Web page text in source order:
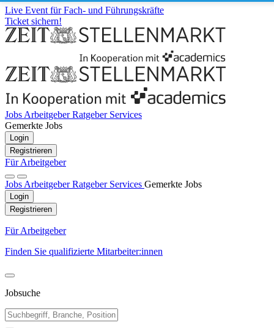
Live Event für Fach- und Führungskräfte
Ticket sichern!
Jobs ArbeitgeberRatgeber Services
Gemerkte Jobs
Login
Registrieren
Für Arbeitgeber
Jobs ArbeitgeberRatgeber Services Gemerkte Jobs
Login
Registrieren
Für Arbeitgeber
Finden Sie qualifizierte Mitarbeiter:innen
Jobsuche